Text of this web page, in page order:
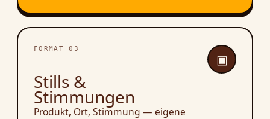
FORMAT 03
▣
Stills &
Stimmungen
Produkt, Ort, Stimmung — eigene